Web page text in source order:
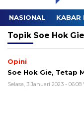
NASIONAL KABAR
Topik Soe Hok Gie
Opini
Soe Hok Gie, Tetap
Selasa, 3 Januari 2023 - 06:08